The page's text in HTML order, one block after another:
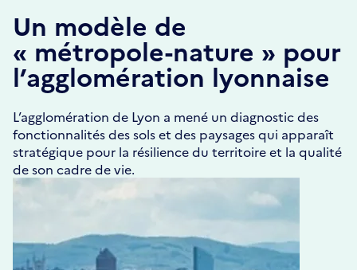
Un modèle de
« métropole-nature » pour
l’agglomération lyonnaise
L’agglomération de Lyon a mené un diagnostic des
fonctionnalités des sols et des paysages qui apparaît
stratégique pour la résilience du territoire et la qualité
de son cadre de vie.